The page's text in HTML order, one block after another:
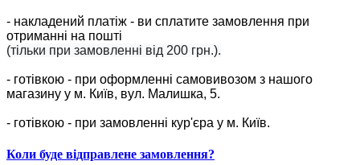
- накладений платіж - ви сплатите замовлення при
отриманні на пошті
(тільки при замовленні від 200 грн.).
- готівкою - при оформленні самовивозом з нашого
магазину у м. Київ, вул. Малишка, 5.
- готівкою - при замовленні кур'єра у м. Київ.
Коли буде відправлене замовлення?